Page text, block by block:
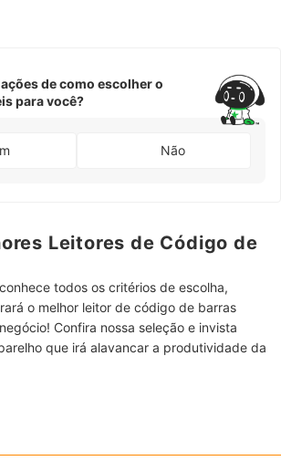
de como escolher o
para você?
Não
Leitores de Código de
todos os critérios de escolha,
o melhor leitor de código de barras
Confira nossa seleção e invista
que irá alavancar a produtividade da